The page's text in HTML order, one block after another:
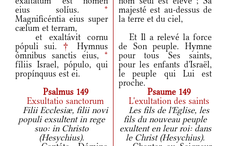
eius solíus. *
Magnificéntia eius super
cælum et terram,
majesté est au-dessus de
la terre et du ciel,
et exaltávit cornu
pópuli sui. †
Hymnus
ómnibus sanctis eius, *
fíliis Israel, pópulo, qui
propínquus est ei.
Et Il a relevé la force
de Son peuple. Hymne
pour tous Ses saints,
pour les enfants d'Israël,
le peuple qui Lui est
proche.
Psalmus 149
Psaume 149
Exsultatio sanctorum
L'exultation des saints
Filii Ecclesiæ, filii novi
populi exsultent in rege
suo: in Christo
(Hesychius).
Les fils de l'Eglise, les
fils du nouveau peuple
exultent en leur roi: dans
le Christ (Hesychius).